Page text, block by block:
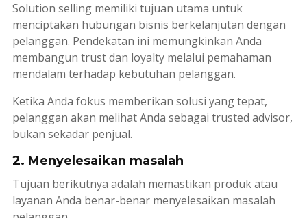
Solution sellingmemiliki tujuan utama untuk
menciptakan hubungan bisnis berkelanjutan dengan
pelanggan. Pendekatan ini memungkinkan Anda
membangun trustdan loyaltymelalui pemahaman
mendalam terhadap kebutuhan pelanggan.
Ketika Anda fokus memberikan solusi yang tepat,
pelanggan akan melihat Anda sebagai trusted advisor,
bukan sekadar penjual.
2. Menyelesaikan masalah
Tujuan berikutnya adalah memastikan produk atau
layanan Anda benar-benar menyelesaikan masalah